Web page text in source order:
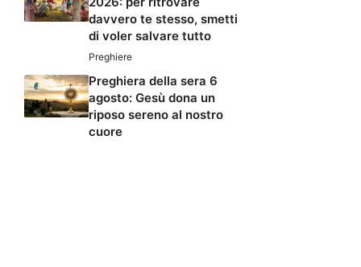
davvero te stesso, smetti
di voler salvare tutto
Preghiere
Preghiera della sera 6
agosto: Gesù dona un
riposo sereno al nostro
cuore